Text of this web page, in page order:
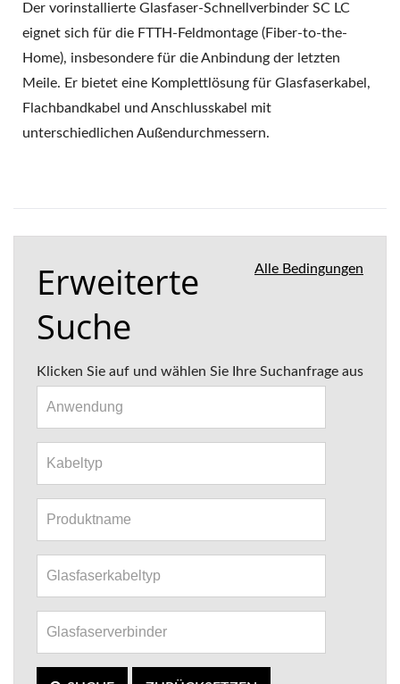
Der vorinstallierte Glasfaser-Schnellverbinder SC LC
eignet sich für die FTTH-Feldmontage (Fiber-to-the-
Home), insbesondere für die Anbindung der letzten
Meile. Er bietet eine Komplettlösung für Glasfaserkabel,
Flachbandkabel und Anschlusskabel mit
unterschiedlichen Außendurchmessern.
Alle Bedingungen
Erweiterte
Suche
Klicken Sie auf und wählen Sie Ihre Suchanfrage aus